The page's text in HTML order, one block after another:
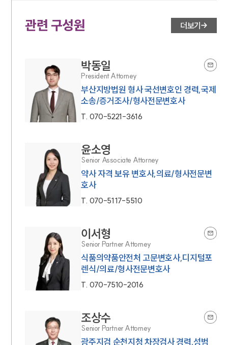
관련 구성원 더보기
박동일
President Attorney
부산지방법원 형사 국선변호인 경력,국제
소송/증거조사/형사전문변호사
T. 070-5221-3616
윤소영
Senior Associate Attorney
약사 자격 보유 변호사,의료/형사전문변
호사
T. 070-5117-5510
이서형
Senior Partner Attorney
식품의약품안전처 고문변호사,디지털포
렌식/의료/형사전문변호사
T. 070-7510-2016
조상수
Senior Partner Attorney
광주지검 순천지청 차장검사 경력,성범